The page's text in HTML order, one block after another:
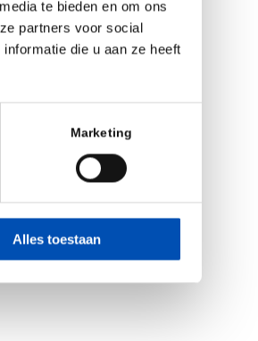
te bieden en om ons
partners voor social
die u aan ze heeft
Marketing
Alles toestaan